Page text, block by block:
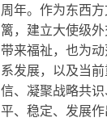
周年。作为东西
篱，建立大使级
带来福祉，也为
系发展，以及当
信、凝聚战略共
平、稳定、发展作